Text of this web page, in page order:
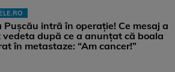
Pușcău intră în operație! Ce mesaj a
vedeta după ce a anunțat că boala
în metastaze: “Am cancer!”